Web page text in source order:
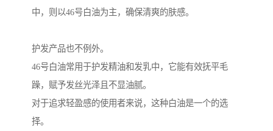
中，则以46号白油为主，确保清爽的肤感。
护发产品也不例外。
46号白油常用于护发精油和发乳中，它能有效抚平毛
躁，赋予发丝光泽且不显油腻。
对于追求轻盈感的使用者来说，这种白油是一个的选
择。